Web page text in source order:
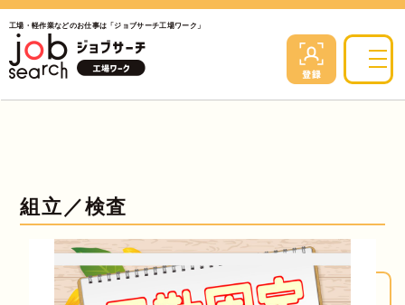
工場・軽作業などのお仕事は「ジョブサーチ工場ワーク」
組立／検査